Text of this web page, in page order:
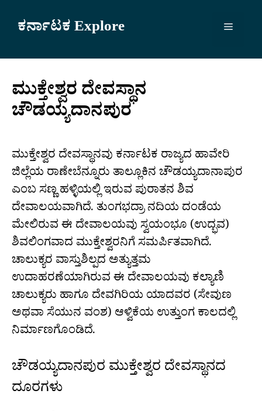
ಕರ್ನಾಟಕ Explore Menu
ಮುಕ್ತೇಶ್ವರ ದೇವಸ್ಥಾನ
ಚೌಡಯ್ಯದಾನಪುರ
ಮುಕ್ತೇಶ್ವರ ದೇವಸ್ಥಾನವು ಕರ್ನಾಟಕ ರಾಜ್ಯದ ಹಾವೇರಿ
ಜಿಲ್ಲೆಯ ರಾಣೇಬೆನ್ನೂರು ತಾಲ್ಲೂಕಿನ ಚೌಡಯ್ಯದಾನಾಪುರ
ಎಂಬ ಸಣ್ಣ ಹಳ್ಳಿಯಲ್ಲಿ ಇರುವ ಪುರಾತನ ಶಿವ
ದೇವಾಲಯವಾಗಿದೆ. ತುಂಗಭದ್ರಾ ನದಿಯ ದಂಡೆಯ
ಮೇಲಿರುವ ಈ ದೇವಾಲಯವು ಸ್ವಯಂಭೂ (ಉದ್ಭವ)
ಶಿವಲಿಂಗವಾದ ಮುಕ್ತೇಶ್ವರನಿಗೆ ಸಮರ್ಪಿತವಾಗಿದೆ.
ಚಾಲುಕ್ಯರ ವಾಸ್ತುಶಿಲ್ಪದ ಅತ್ಯುತ್ತಮ
ಉದಾಹರಣೆಯಾಗಿರುವ ಈ ದೇವಾಲಯವು ಕಲ್ಯಾಣಿ
ಚಾಲುಕ್ಯರು ಹಾಗೂ ದೇವಗಿರಿಯ ಯಾದವರ (ಸೇವುಣ
ಅಥವಾ ಸೆಯುನ ವಂಶ) ಆಳ್ವಿಕೆಯ ಉತ್ತುಂಗ ಕಾಲದಲ್ಲಿ
ನಿರ್ಮಾಣಗೊಂಡಿದೆ.
ಚೌಡಯ್ಯದಾನಪುರ ಮುಕ್ತೇಶ್ವರ ದೇವಸ್ಥಾನದ
ದೂರಗಳು